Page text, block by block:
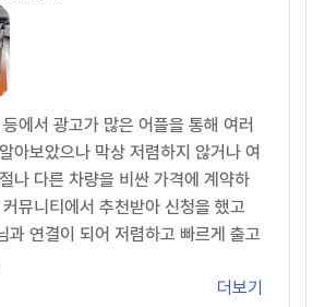
회신 속도: ★★★★★
문의를 드리면 오후 3~4시쯤 답변이
이후에 답변와서 또 답변하면 지금은
니다... 이런 멘트가 나왔었어요. (봇
그런것 없이 친절하게 설명해주시고
을 늦게 드린적이 있었네요
★★★★★
른출고 상품이 있었어요. 저는 다 빠
에서 광고가 많은 어플을 통해 여러
아보았으나 막상 저렴하지 않거나 여
나 다른 차량을 비싼 가격에 계약하
뮤니티에서 추천받아 신청을 했고
과 연결이 되어 저렴하고 빠르게 출고
더보기